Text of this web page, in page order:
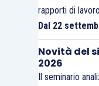
rapporti di
Dal 22
Novità del
2026
Il seminario